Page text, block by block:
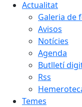
Actualitat
Galeria de
Avisos
Notícies
Agenda
Butlletí
Rss
Temes